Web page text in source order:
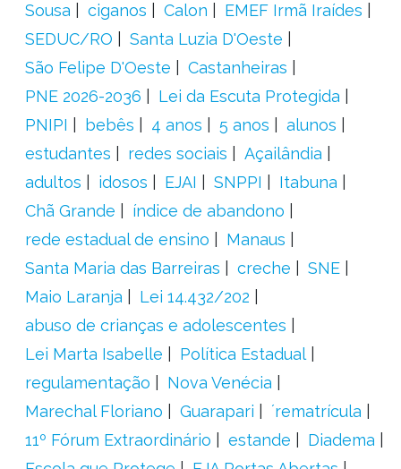
Sousa
ciganos Calon
EMEF Irmã Iraídes
SEDUC/RO
Santa Luzia D'Oeste
São Felipe D'Oeste
Castanheiras
PNE 2026-2036
Lei da Escuta Protegida
PNIPI
bebês 4 anos 5 anos
alunos
estudantes
redes sociais
Açailândia
adultos
idosos EJAI SNPPI
Itabuna
Chã Grande
índice de abandono
rede estadual de ensino
Manaus
Santa Maria das Barreiras
creche
SNE
Maio Laranja
Lei 14.432/202
abuso de crianças e adolescentes
Lei Marta Isabelle
Política Estadual
regulamentação
Nova Venécia
Marechal Floriano
Guarapari
´rematrícula
11º Fórum Extraordinário
estande
Diadema